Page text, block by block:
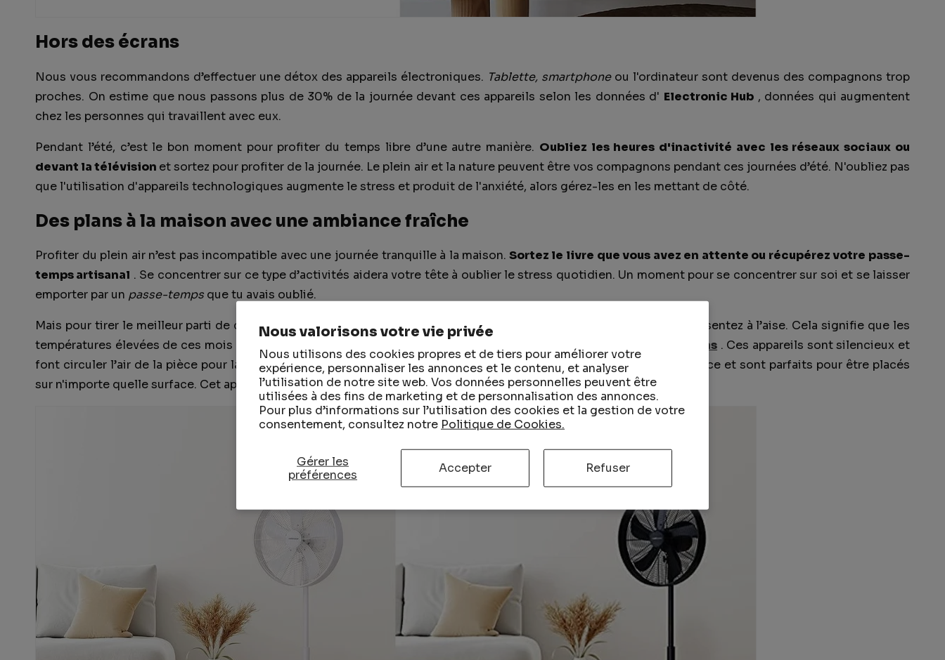
Nous valorisons votre vie privée
Nous utilisons des cookies propres et de tiers pour améliorer votre
expérience, personnaliser les annonces et le contenu, et analyser
l’utilisation de notre site web. Vos données personnelles peuvent être
utilisées à des fins de marketing et de personnalisation des annonces.
Pour plus d’informations sur l’utilisation des cookies et la gestion de votre
consentement, consultez notre Politique de Cookies.
Gérer les
préférences
Accepter Refuser
Hors des écrans
Nous vous recommandons d’effectuer une détox des appareils électroniques. Tablette, smartphone ou l'ordinateur sont devenus des compagnons trop
proches. On estime que nous passons plus de 30% de la journée devant ces appareils selon les données d' Electronic Hub , données qui augmentent
chez les personnes qui travaillent avec eux.
Pendant l’été, c’est le bon moment pour profiter du temps libre d’une autre manière. Oubliez les heures d'inactivité avec les réseaux sociaux ou
devant la télévision et sortez pour profiter de la journée. Le plein air et la nature peuvent être vos compagnons pendant ces journées d’été. N'oubliez pas
que l'utilisation d'appareils technologiques augmente le stress et produit de l'anxiété, alors gérez-les en les mettant de côté.
Des plans à la maison avec une ambiance fraîche
Profiter du plein air n’est pas incompatible avec une journée tranquille à la maison. Sortez le livre que vous avez en attente ou récupérez votre passe-
temps artisanal . Se concentrer sur ce type d’activités aidera votre tête à oublier le stress quotidien. Un moment pour se concentrer sur soi et se laisser
emporter par un passe-temps que tu avais oublié.
Mais pour tirer le meilleur parti de ce plan, vous devez disposer d’un environnement agréable dans lequel vous vous sentez à l’aise. Cela signifie que les
températures élevées de ces mois ne vous submergent pas et pour cela il n'y a rien de mieux que de recourir à
les fans . Ces appareils sont silencieux et
font circuler l’air de la pièce pour la rafraîchir. Vous pouvez choisir le ventilateurs de bureauIls prennent peu de place et sont parfaits pour être placés
sur n'importe quelle surface. Cet appareil est la meilleure solution pour profiter de vos projets à la maison.